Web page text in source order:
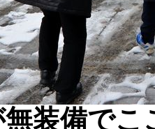
装備で